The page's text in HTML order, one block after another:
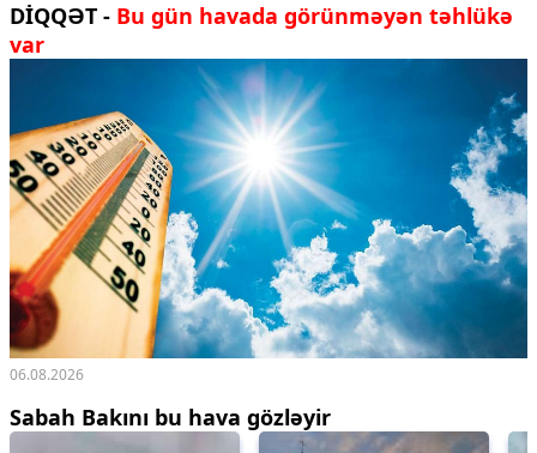
DİQQƏT - Bu gün havada görünməyən təhlükə
var
06.08.2026
Sabah Bakını bu hava gözləyir